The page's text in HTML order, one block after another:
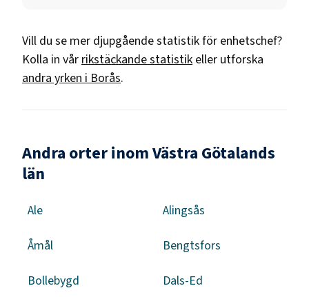
Vill du se mer djupgående statistik för enhetschef?
Kolla in vår rikstäckande statistik eller utforska
andra yrken i Borås.
Andra orter inom Västra Götalands
län
Ale Alingsås
Åmål Bengtsfors
Bollebygd Dals-Ed